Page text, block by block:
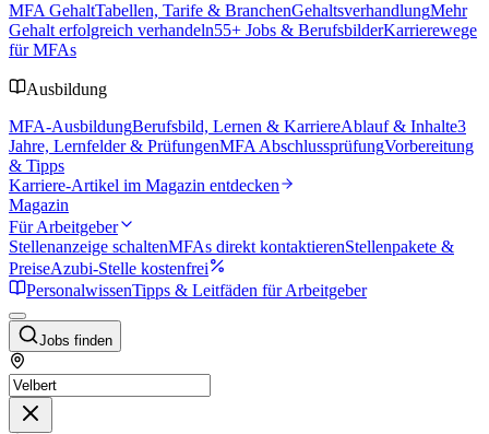
MFA GehaltTabellen, Tarife & BranchenGehaltsverhandlungMehr
Gehalt erfolgreich verhandeln55+ Jobs & BerufsbilderKarrierewege
für MFAs
Ausbildung
MFA-AusbildungBerufsbild, Lernen & KarriereAblauf & Inhalte3
Jahre, Lernfelder & PrüfungenMFA AbschlussprüfungVorbereitung
& Tipps
Karriere-Artikel im Magazin entdecken
Magazin
Für Arbeitgeber
Stellenanzeige schaltenMFAs direkt kontaktierenStellenpakete &
PreiseAzubi-Stelle kostenfrei
PersonalwissenTipps & Leitfäden für Arbeitgeber
Jobs finden